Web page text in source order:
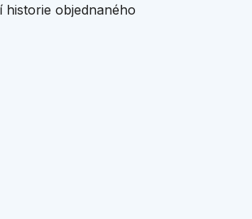
historie objednaného